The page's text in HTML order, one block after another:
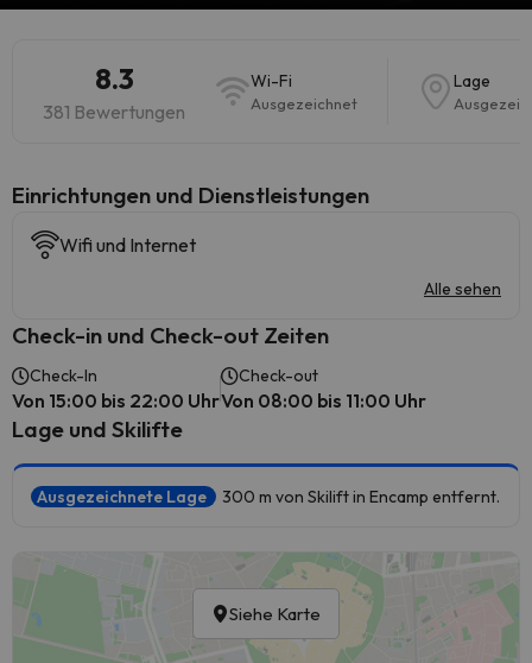
8.3
381 Bewertungen
Wi-Fi
Ausgezeichnet
Lage
​Einrichtungen und Dienstleistungen
Wifi und Internet
Alle sehen
Check-in und Check-out Zeiten
Check-In
Von 15:00 bis 22:00 Uhr
Check-out
Von 08:00 bis 11:00 Uhr
Lage und Skilifte
Ausgezeichnete Lage 300 m von Skilift in Encamp entfernt.
Siehe Karte